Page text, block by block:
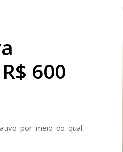
600
por meio do qual